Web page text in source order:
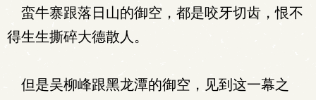
蛮牛寨跟落日山的御空，都是咬牙切齿，恨不
得生生撕碎大德散人。
但是吴柳峰跟黑龙潭的御空，见到这一幕之